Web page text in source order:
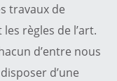
travaux de
règles de l’art.
d’entre nous
d’une